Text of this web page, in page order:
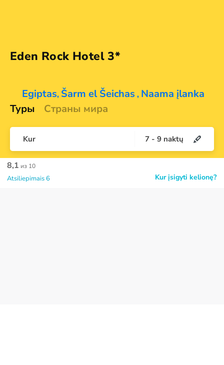
Eden Rock Hotel 3*
Egiptas, Šarm el Šeichas , Naama įlanka
Туры
Страны мира
Kur 7 - 9 naktų
Kur įsigyti kelionę?
8,1 из 10
Atsiliepimais 6